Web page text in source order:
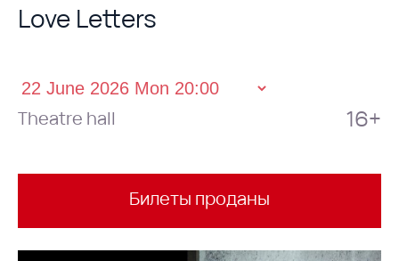
Love Letters
Theatre hall 16+
Билеты проданы